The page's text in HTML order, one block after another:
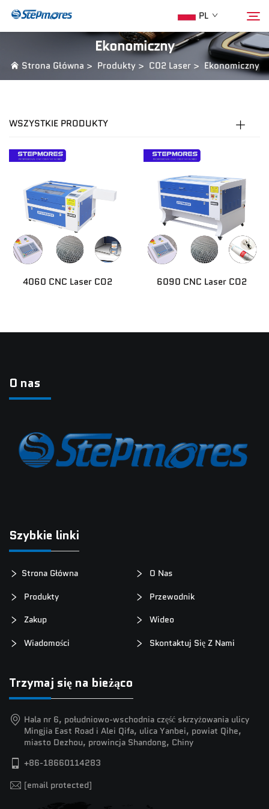
PL
Strona Główna
Produkty
Przewodnik
Zakup
Wideo
Skontaktuj Się Z Nami
Ekonomiczny
Strona Główna > Produkty> C02 Laser> Ekonomiczny
WSZYSTKIE PRODUKTY
4060 CNC Laser CO2 6090 CNC Laser CO2
O nas
Szybkie linki
Strona Główna
O Nas
Produkty
Przewodnik
Zakup
Wideo
Wiadomości
Skontaktuj Się Z Nami
Trzymaj się na bieżąco
Hala nr 6, południowo-wschodnia część skrzyżowania ulicy
Mingjia East Road i Alei Qifa, ulica Yanbei, powiat Qihe,
miasto Dezhou, prowincja Shandong, Chiny
+86-18660114283
[email protected]